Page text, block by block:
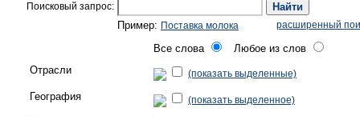
Поисковый запрос:
Найти
Пример: Поставка молока расширенный
Все слова
Любое из слов
Отрасли
(показать выделенные)
География (показать выделенное)